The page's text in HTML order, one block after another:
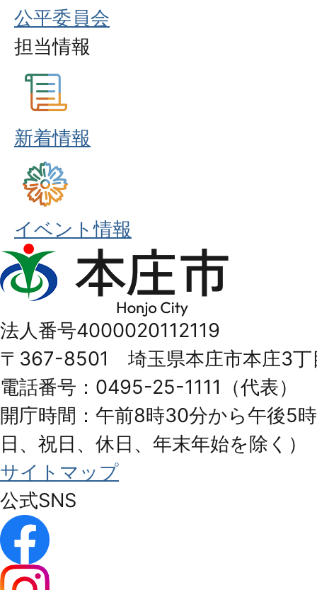
公平委員会
担当情報
新着情報
イベント情報
本
庄
Honjo
City
法人番号4000020112119
〒367-8501 埼玉県本庄市本庄3丁
電話番号：0495-25-1111（代表）
開庁時間：午前8時30分から午後5
日、祝日、休日、年末年始を除く）
サイトマップ
公式SNS